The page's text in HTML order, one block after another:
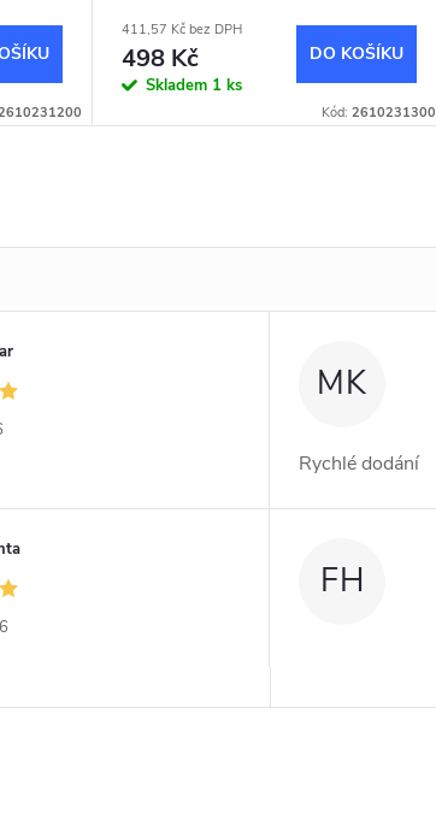
411,57 Kč bez DPH
498 Kč
Skladem 1 ks
DO KOŠÍKU
Kód: 2610231300
MK
Rychlé dodání
FH